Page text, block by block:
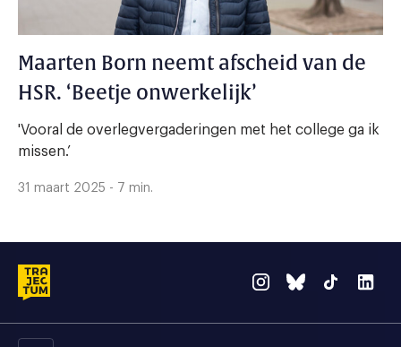
Maarten Born neemt afscheid van de
HSR. ‘Beetje onwerkelijk’
'Vooral de overlegvergaderingen met het college ga ik
missen.’
31 maart 2025 - 7 min.